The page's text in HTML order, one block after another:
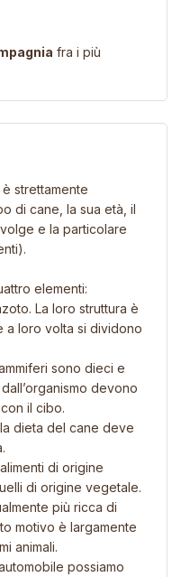
fra i più
strettamente
di cane, la sua età, il
e la particolare
elementi:
La loro struttura è
a loro volta si dividono
sono dieci e
devono
il cibo.
dieta del cane deve
di origine
di origine vegetale.
più ricca di
motivo è largamente
animali.
possiamo